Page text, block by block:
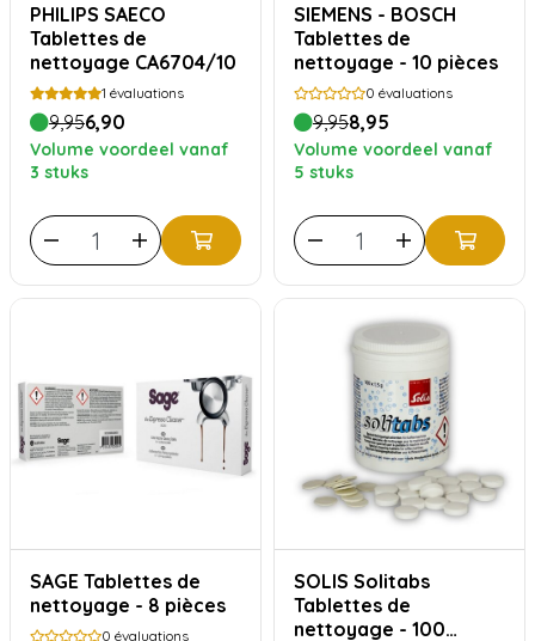
PHILIPS SAECO
Tablettes de
nettoyage CA6704/10
1 évaluations
9,956,90
Volume voordeel vanaf
3 stuks
SIEMENS - BOSCH
Tablettes de
nettoyage - 10 pièces
0 évaluations
9,958,95
Volume voordeel vanaf
5 stuks
SAGE Tablettes de
nettoyage - 8 pièces
0 évaluations
SOLIS Solitabs
Tablettes de
nettoyage - 100